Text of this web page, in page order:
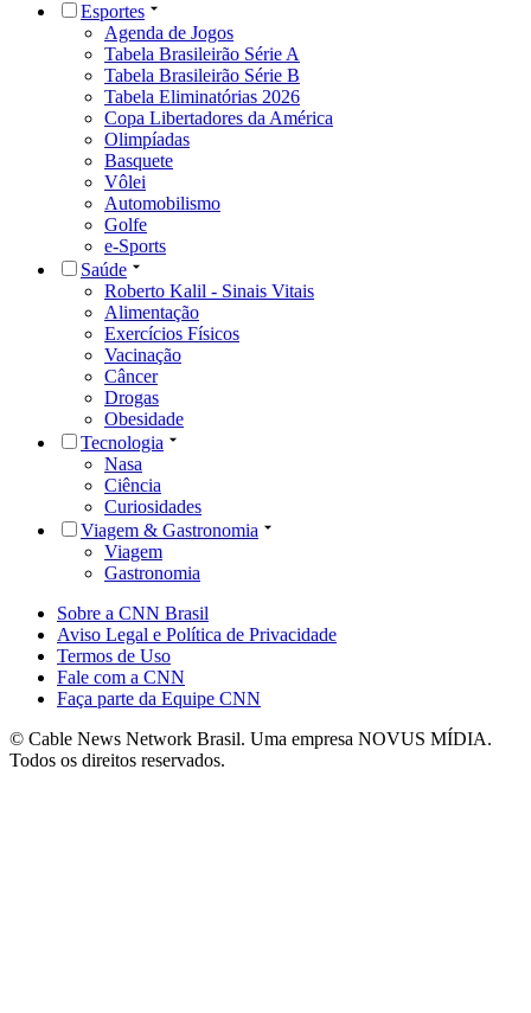
Esportes
Agenda de Jogos
Tabela Brasileirão Série A
Tabela Brasileirão Série B
Tabela Eliminatórias 2026
Copa Libertadores da América
Olimpíadas
Basquete
Vôlei
Automobilismo
Golfe
e-Sports
Saúde
Roberto Kalil - Sinais Vitais
Alimentação
Exercícios Físicos
Vacinação
Câncer
Drogas
Obesidade
Tecnologia
Nasa
Ciência
Curiosidades
Viagem & Gastronomia
Viagem
Gastronomia
Sobre a CNN Brasil
Aviso Legal e Política de Privacidade
Termos de Uso
Fale com a CNN
Faça parte da Equipe CNN
© Cable News Network Brasil. Uma empresa NOVUS MÍDIA.
Todos os direitos reservados.